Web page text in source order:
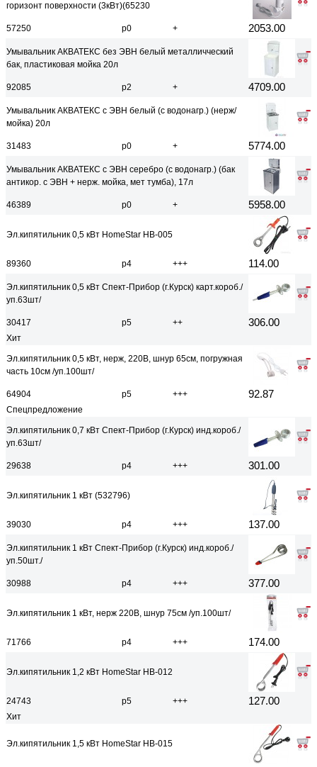
горизонт поверхности (3кВт)(65230
57250 р0 + 2053.00
Умывальник АКВАТЕКС без ЭВН белый металличческий
бак, пластиковая мойка 20л
92085 р2 + 4709.00
Умывальник АКВАТЕКС с ЭВН белый (с водонагр.) (нерж/
мойка) 20л
31483 р0 + 5774.00
Умывальник АКВАТЕКС с ЭВН серебро (с водонагр.) (бак
антикор. с ЭВН + нерж. мойка, мет тумба), 17л
46389 р0 + 5958.00
Эл.кипятильник 0,5 кВт HomeStar HB-005
89360 р4 +++ 114.00
Эл.кипятильник 0,5 кВт Спект-Прибор (г.Курск) карт.короб./
уп.63шт/
30417 р5 ++ 306.00
Хит
Эл.кипятильник 0,5 кВт, нерж, 220В, шнур 65см, погружная
часть 10см /уп.100шт/
64904 р5 +++ 92.87
Спецпредложение
Эл.кипятильник 0,7 кВт Спект-Прибор (г.Курск) инд.короб./
уп.63шт/
29638 р4 +++ 301.00
Эл.кипятильник 1 кВт (532796)
39030 р4 +++ 137.00
Эл.кипятильник 1 кВт Спект-Прибор (г.Курск) инд.короб./
уп.50шт./
30988 р4 +++ 377.00
Эл.кипятильник 1 кВт, нерж 220В, шнур 75см /уп.100шт/
71766 р4 +++ 174.00
Эл.кипятильник 1,2 кВт HomeStar HB-012
24743 р5 +++ 127.00
Хит
Эл.кипятильник 1,5 кВт HomeStar HB-015